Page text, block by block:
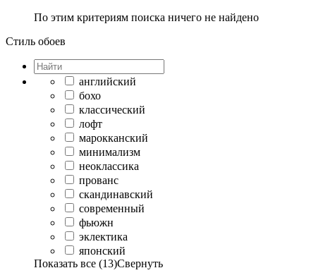
По этим критериям поиска ничего не найдено
Стиль обоев
английский
бохо
классический
лофт
марокканский
минимализм
неоклассика
прованс
скандинавский
современный
фьюжн
эклектика
японский
Показать все (13)Свернуть